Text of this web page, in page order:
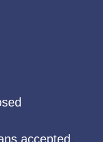
accepted.